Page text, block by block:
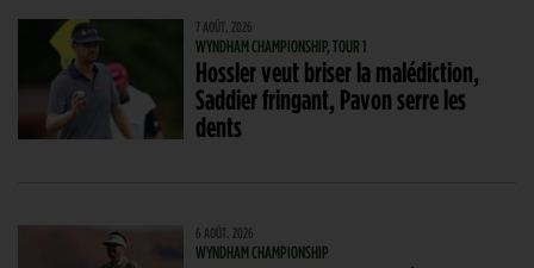
7 AOÛT. 2026
WYNDHAM CHAMPIONSHIP, TOUR 1
Hossler veut briser la malédiction,
Saddier fringant, Pavon serre les
dents
6 AOÛT. 2026
WYNDHAM CHAMPIONSHIP